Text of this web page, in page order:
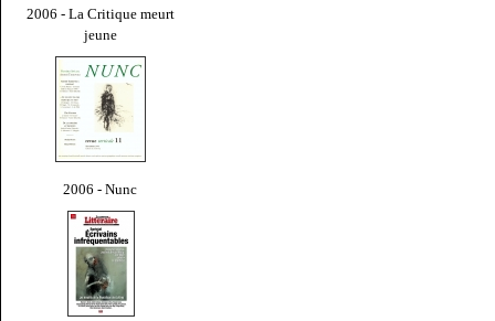
2006 - La Critique meurt
jeune
2006 - Nunc